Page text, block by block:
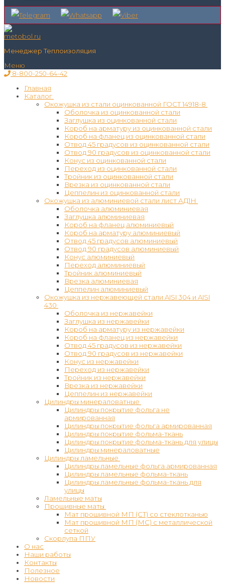
Менеджер Теплоизоляция
Меню
8-800-250-64-42
Главная
Каталог
Окожушка из стали оцинкованной ГОСТ 14918-8
Оболочка из оцинкованной стали
Заглушка из оцинкованной стали
Короб на арматуру из оцинкованной стали
Короб на фланец из оцинкованной стали
Отвод 45 градусов из оцинкованной стали
Отвод 90 градусов из оцинкованной стали
Конус из оцинкованной стали
Переход из оцинкованной стали
Тройник из оцинкованной стали
Врезка из оцинкованной стали
Цеппелин из оцинкованной стали
Окожушка из алюминиевой стали лист АД1Н
Оболочка алюминиевая
Заглушка алюминиевая
Короб на фланец алюминиевый
Короб на арматуру алюминиевый
Отвод 45 градусов алюминиевый
Отвод 90 градусов алюминиевый
Конус алюминиевый
Переход алюминиевый
Тройник алюминиевый
Врезка алюминиевая
Цеппелин алюминиевый
Окожушка из нержавеющей стали AISI 304 и AISI
430
Оболочка из нержавейки
Заглушка из нержавейки
Короб на арматуру из нержавейки
Короб на фланец из нержавейки
Отвод 45 градусов из нержавейки
Отвод 90 градусов из нержавейки
Конус из нержавейки
Переход из нержавейки
Тройник из нержавейки
Врезка из нержавейки
Цеппелин из нержавейки
Цилиндры минераловатные
Цилиндры покрытие фольга не
армированная
Цилиндры покрытие фольга армированная
Цилиндры покрытие фольма-ткань
Цилиндры покрытие фольма-ткань для улицы
Цилиндры минераловатные
Цилиндры ламельные
Цилиндры ламельные фольга армированная
Цилиндры ламельные фольма-ткань
Цилиндры ламельные фольма-ткань для
улицы
Ламельные маты
Прошивные маты
Мат прошивной МП (СТ) со стеклотканью
Мат прошивной МП (МС) с металлической
сеткой
Скорлупа ППУ
О нас
Наши работы
Контакты
Полезное
Новости